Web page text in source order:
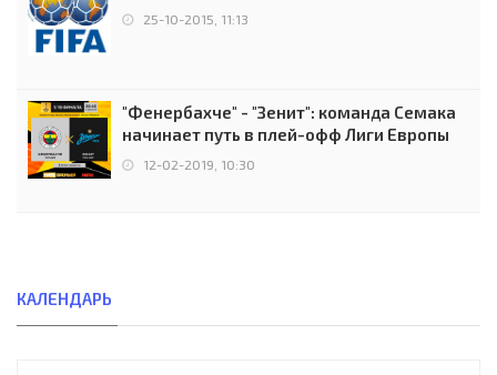
25-10-2015, 11:13
"Фенербахче" - "Зенит": команда Семака
начинает путь в плей-офф Лиги Европы
12-02-2019, 10:30
КАЛЕНДАРЬ